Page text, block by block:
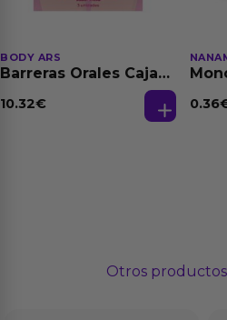
BODY ARS
Barreras Orales Caja
10.32€ 0.36
Otros productos